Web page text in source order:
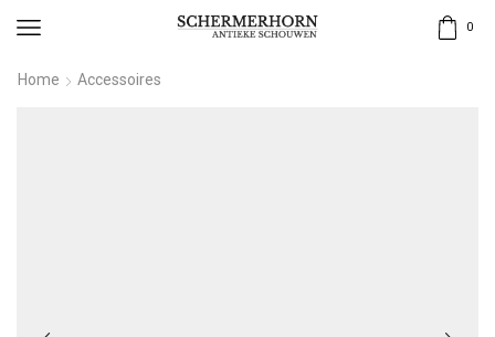
0
Home Accessoires